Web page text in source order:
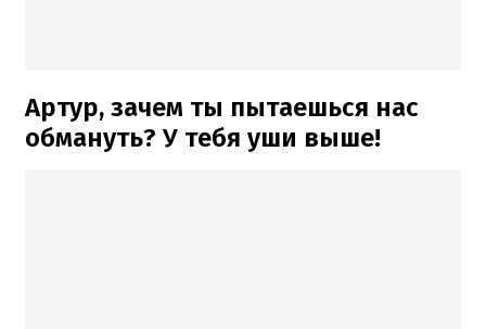
Артур, зачем ты пытаешься нас
обмануть? У тебя уши выше!